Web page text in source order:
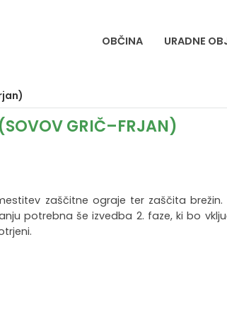
OBČINA URADNE
GRIČ–FRJAN)
zaščitne ograje ter zaščita
potrebna še izvedba 2. faze, ki bo